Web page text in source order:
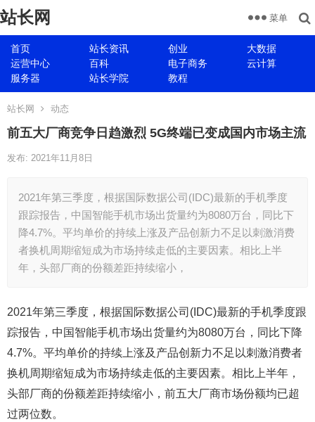
站长网
首页 站长资讯 创业
大数据
运营中心
百科 电子商务
云计算
服务器
站长学院 教程
菜单
站长网 动态
前五大厂商竞争日趋激烈 5G终端已变成国内市场主流
发布: 2021年11月8日
2021年第三季度，根据国际数据公司(IDC)最新的手机季度
跟踪报告，中国智能手机市场出货量约为8080万台，同比下
降4.7%。平均单价的持续上涨及产品创新力不足以刺激消费
者换机周期缩短成为市场持续走低的主要因素。相比上半
年，头部厂商的份额差距持续缩小，
2021年第三季度，根据国际数据公司(IDC)最新的手机季度跟
踪报告，中国智能手机市场出货量约为8080万台，同比下降
4.7%。平均单价的持续上涨及产品创新力不足以刺激消费者
换机周期缩短成为市场持续走低的主要因素。相比上半年，
头部厂商的份额差距持续缩小，前五大厂商市场份额均已超
过两位数。